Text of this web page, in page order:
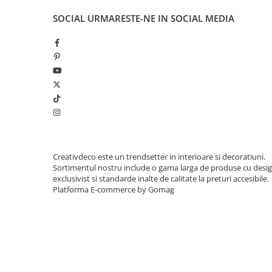
SOCIAL URMARESTE-NE IN SOCIAL MEDIA
Creativdeco este un trendsetter in interioare si decoratiuni.
Sortimentul nostru include o gama larga de produse cu
exclusivist si standarde inalte de calitate la preturi accesibile.
Platforma E-commerce by Gomag